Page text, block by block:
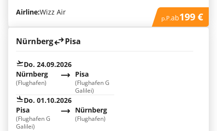
Airline:Wizz Air
p.P.ab199 €
Nürnberg Pisa
Do. 24.09.2026
Nürnberg
(Flughafen)
Pisa
(Flughafen G
Galilei)
Do. 01.10.2026
Nürnberg
(Flughafen)
Pisa
(Flughafen G
Galilei)